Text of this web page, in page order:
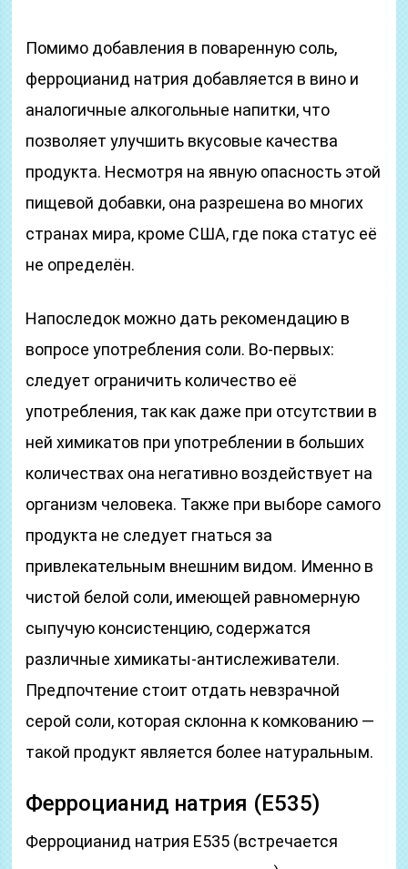
Помимо добавления в поваренную соль,
ферроцианид натрия добавляется в вино и
аналогичные алкогольные напитки, что
позволяет улучшить вкусовые качества
продукта. Несмотря на явную опасность этой
пищевой добавки, она разрешена во многих
странах мира, кроме США, где пока статус её
не определён.
Напоследок можно дать рекомендацию в
вопросе употребления соли. Во-первых:
следует ограничить количество её
употребления, так как даже при отсутствии в
ней химикатов при употреблении в больших
количествах она негативно воздействует на
организм человека. Также при выборе самого
продукта не следует гнаться за
привлекательным внешним видом. Именно в
чистой белой соли, имеющей равномерную
сыпучую консистенцию, содержатся
различные химикаты-антислеживатели.
Предпочтение стоит отдать невзрачной
серой соли, которая склонна к комкованию —
такой продукт является более натуральным.
Ферроцианид натрия (Е535)
Ферроцианид натрия Е535 (встречается